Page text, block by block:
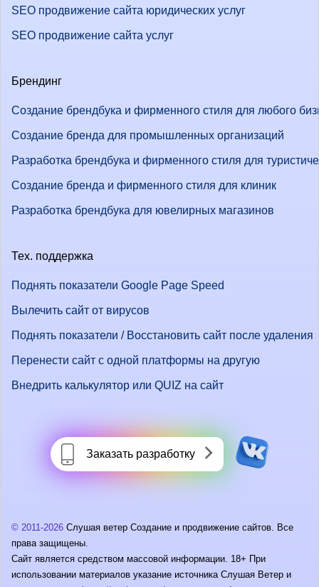
SEO продвижение сайта юридических услуг
SEO продвижение сайта услуг
Брендинг
Создание брендбука и фирменного стиля для любого
Создание бренда для промышленных организаций
Разработка брендбука и фирменного стиля для
Создание бренда и фирменного стиля для клиник
Разработка брендбука для ювелирных магазинов
Тех. поддержка
Поднять показатели Google Page Speed
Вылечить сайт от вирусов
Поднять показатели / Восстановить сайт после удаления
Перенести сайт с одной платформы на другую
Внедрить калькулятор или QUIZ на сайт
Заказать разработку
© 2011-2026 Слушая ветер Создание и продвижение сайтов. Все
права защищены.
Сайт является средством массовой информации. 18+ При
использовании материалов указание источника Слушая Ветер и